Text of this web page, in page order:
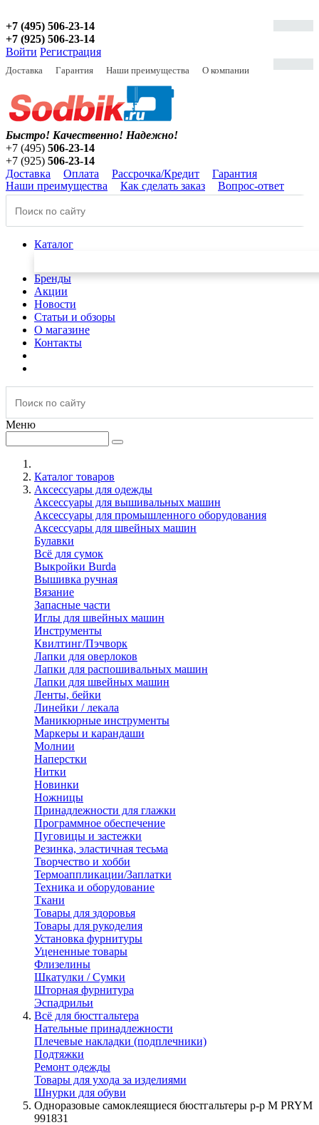
+7 (495) 506-23-14
+7 (925) 506-23-14
Войти Регистрация
Доставка Гарантия Наши преимущества О компании
Быстро! Качественно! Надежно!
+7 (495) 506-23-14
+7 (925) 506-23-14
Доставка
Оплата Рассрочка/Кредит
Гарантия
Наши преимущества
Как сделать заказ Вопрос-ответ
Каталог
Бренды
Акции
Новости
Статьи и обзоры
О магазине
Контакты
Меню
Каталог товаров
Аксессуары для одежды
Аксессуары для вышивальных машин
Аксессуары для промышленного оборудования
Аксессуары для швейных машин
Булавки
Всё для сумок
Выкройки Burda
Вышивка ручная
Вязание
Запасные части
Иглы для швейных машин
Инструменты
Квилтинг/Пэчворк
Лапки для оверлоков
Лапки для распошивальных машин
Лапки для швейных машин
Ленты, бейки
Линейки / лекала
Маникюрные инструменты
Маркеры и карандаши
Молнии
Наперстки
Нитки
Новинки
Ножницы
Принадлежности для глажки
Программное обеспечение
Пуговицы и застежки
Резинка, эластичная тесьма
Творчество и хобби
Термоаппликации/Заплатки
Техника и оборудование
Ткани
Товары для здоровья
Товары для рукоделия
Установка фурнитуры
Уцененные товары
Флизелины
Шкатулки / Сумки
Шторная фурнитура
Эспадрильи
Всё для бюстгальтера
Нательные принадлежности
Плечевые накладки (подплечники)
Подтяжки
Ремонт одежды
Товары для ухода за изделиями
Шнурки для обуви
Одноразовые самоклеящиеся бюстгальтеры р-р М PRYM
991831